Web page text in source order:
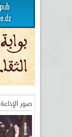
صور الإذاعة